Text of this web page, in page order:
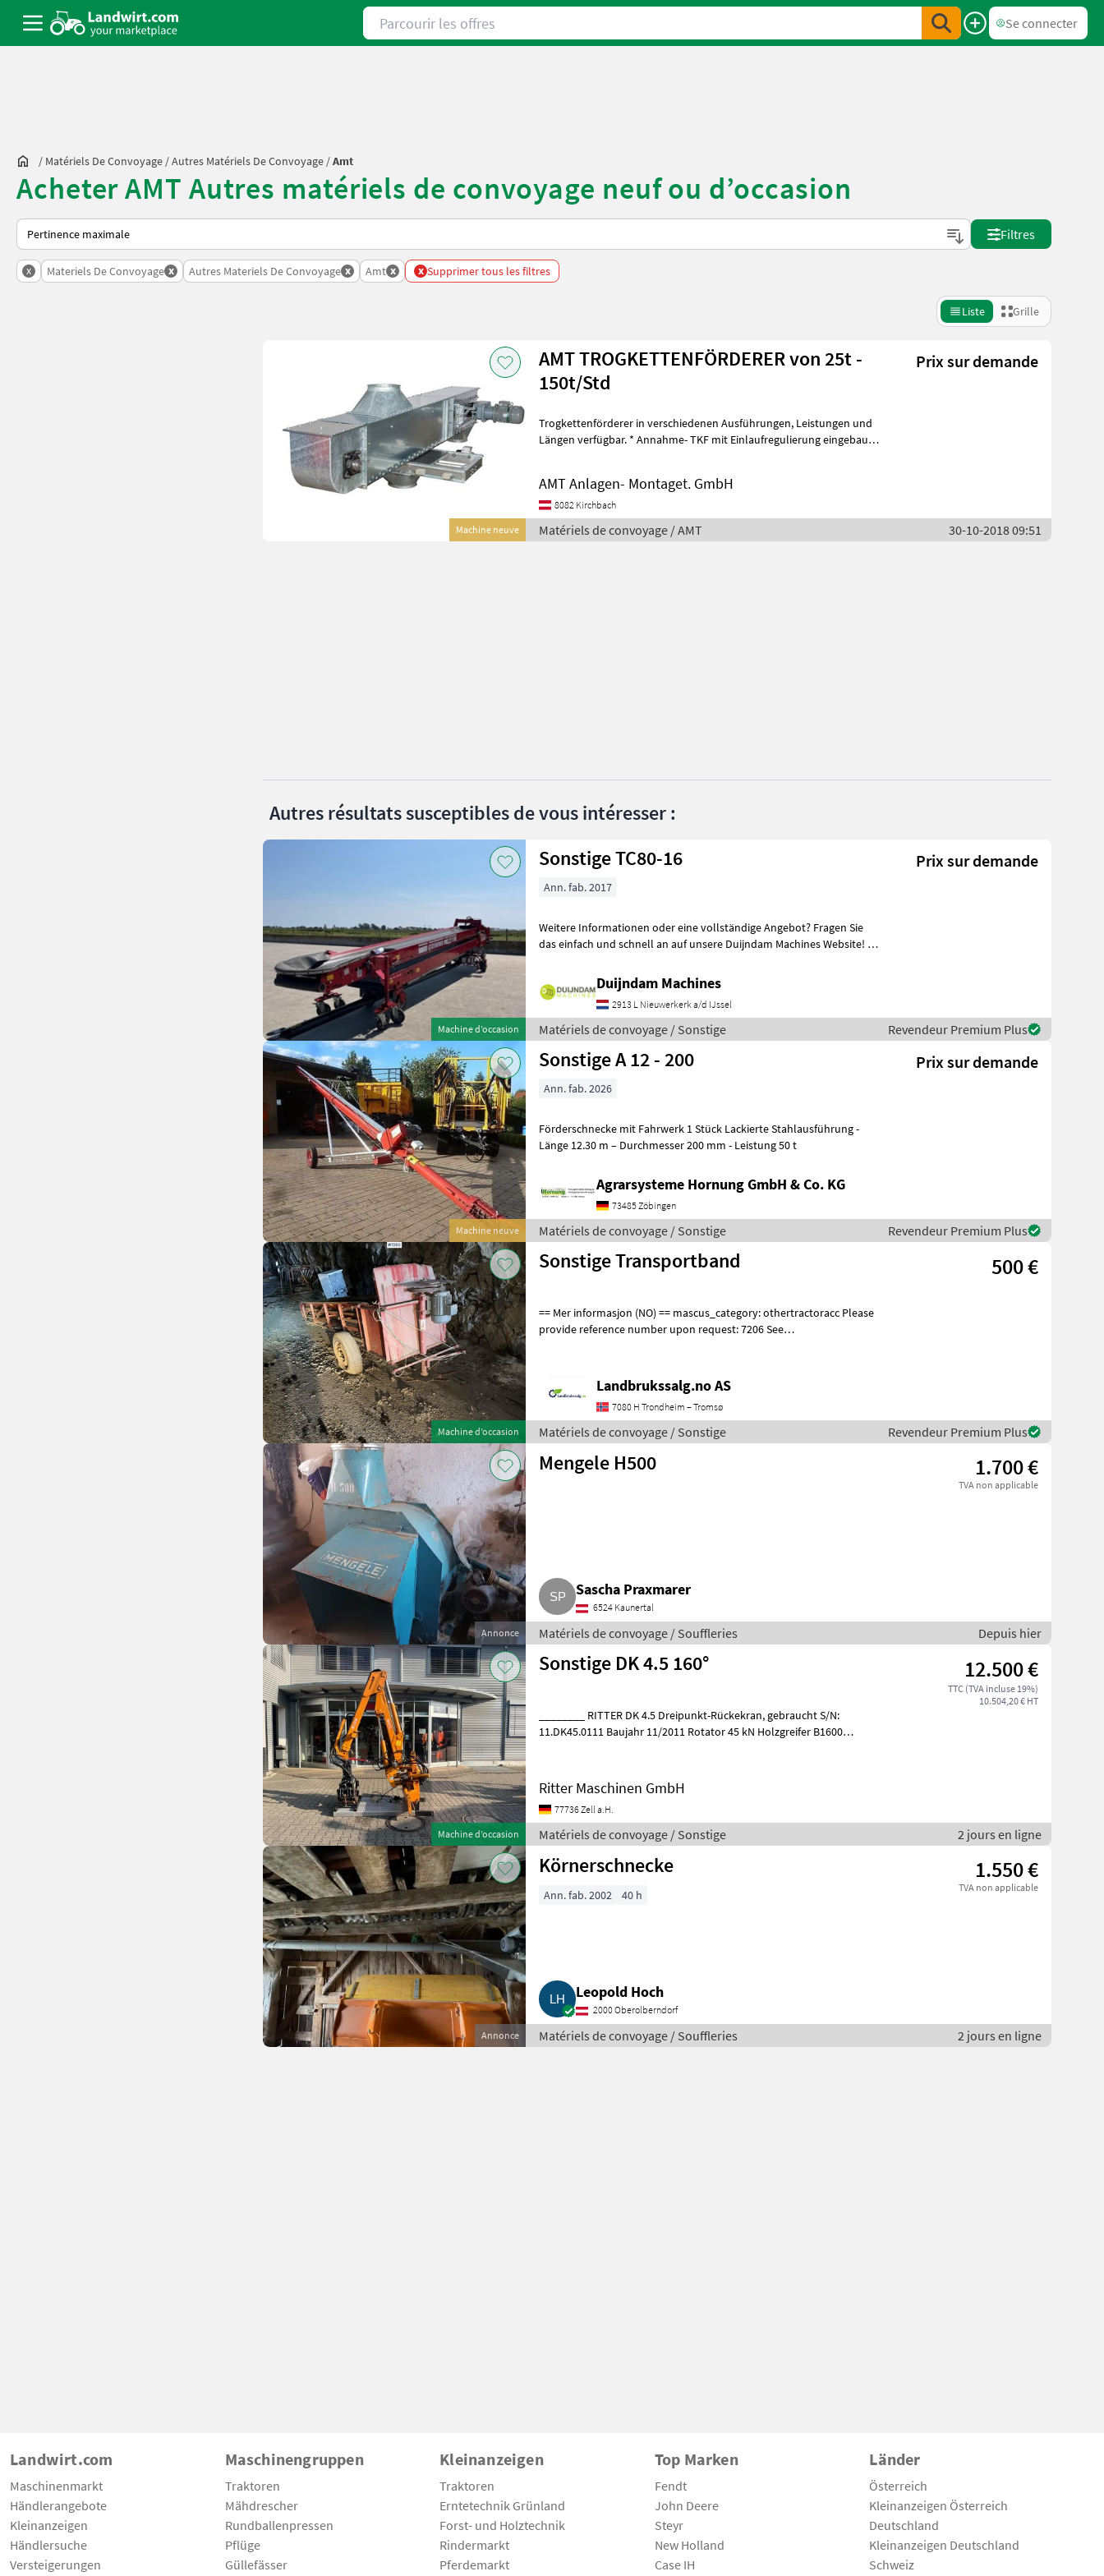
Parcourir les offres
Se connecter
/ Matériels De Convoyage /Autres Matériels De Convoyage /Amt
Acheter AMT Autres matériels de convoyage neuf ou d’occasion
Voici comment les annonces sont triées sur Landwirt.com
Filtres
x Materiels De Convoyage x Autres Materiels De Convoyage x Amt x x Supprimer tous les filtres
Liste Grille
Machine neuve
AMT TROGKETTENFÖRDERER von 25t -
150t/Std
Prix sur demande
Trogkettenförderer in verschiedenen Ausführungen, Leistungen und
Längen verfügbar. * Annahme- TKF mit Einlaufregulierung eingebaut
AMT Anlagen- Montaget. GmbH
8082 Kirchbach
Matériels de convoyage / AMT 30-10-2018 09:51
Autres résultats susceptibles de vous intéresser :
Machine d’occasion
Sonstige TC80-16 Prix sur demande
Ann. fab. 2017
Weitere Informationen oder eine vollständige Angebot? Fragen Sie
das einfach und schnell an auf unsere Duijndam Machines Website! Sie
Duijndam Machines
2913 L Nieuwerkerk a/d IJssel
Matériels de convoyage / Sonstige Revendeur Premium Plus
Machine neuve
Sonstige A 12 - 200 Prix sur demande
Ann. fab. 2026
Förderschnecke mit Fahrwerk 1 Stück Lackierte Stahlausführung -
Länge 12.30 m – Durchmesser 200 mm - Leistung 50 t
Agrarsysteme Hornung GmbH & Co. KG
73485 Zöbingen
Matériels de convoyage / Sonstige Revendeur Premium Plus
Machine d’occasion
Sonstige Transportband 500 €
== Mer informasjon (NO) == mascus_category: othertractoracc Please
provide reference number upon request: 7206 See
Landbrukssalg.no AS
7080 H Trondheim – Tromsø
Matériels de convoyage / Sonstige Revendeur Premium Plus
Annonce
Mengele H500 1.700 €
TVA non applicable
Sascha Praxmarer
6524 Kaunertal
Matériels de convoyage / Souffleries Depuis hier
Machine d’occasion
Sonstige DK 4.5 160° 12.500 €
TTC (TVA incluse 19%)
10.504,20 € HT
________ RITTER DK 4.5 Dreipunkt-Rückekran, gebraucht S/N:
11.DK45.0111 Baujahr 11/2011 Rotator 45 kN Holzgreifer B1600
Ritter Maschinen GmbH
77736 Zell a.H.
Matériels de convoyage / Sonstige 2 jours en ligne
Annonce
Körnerschnecke 1.550 €
TVA non applicable
Ann. fab. 2002 40 h
Leopold Hoch
2000 Oberolberndorf
Matériels de convoyage / Souffleries 2 jours en ligne
Landwirt.com
Maschinenmarkt
Händlerangebote
Kleinanzeigen
Händlersuche
Versteigerungen
Maschinengruppen
Traktoren
Mähdrescher
Rundballenpressen
Pflüge
Güllefässer
Kleinanzeigen
Traktoren
Erntetechnik Grünland
Forst- und Holztechnik
Rindermarkt
Pferdemarkt
Top Marken
Fendt
John Deere
Steyr
New Holland
Case IH
Länder
Österreich
Kleinanzeigen Österreich
Deutschland
Kleinanzeigen Deutschland
Schweiz